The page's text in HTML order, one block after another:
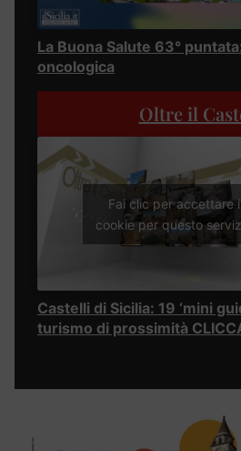
La Buona Salute 63°
oncologica
Oltre il
Fai clic per accettare i
cookie per questo
Castelli di Sicilia: 19 ‘mini
turismo di prossimità